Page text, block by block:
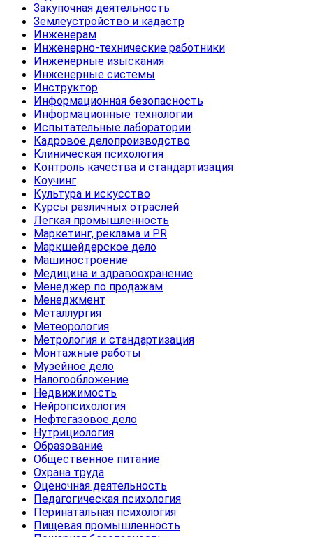
Закупочная деятельность
Землеустройство и кадастр
Инженерам
Инженерно-технические работники
Инженерные изыскания
Инженерные системы
Инструктор
Информационная безопасность
Информационные технологии
Испытательные лаборатории
Кадровое делопроизводство
Клиническая психология
Контроль качества и стандартизация
Коучинг
Культура и искусство
Курсы различных отраслей
Легкая промышленность
Маркетинг, реклама и PR
Маркшейдерское дело
Машиностроение
Медицина и здравоохранение
Менеджер по продажам
Менеджмент
Металлургия
Метеорология
Метрология и стандартизация
Монтажные работы
Музейное дело
Налогообложение
Недвижимость
Нейропсихология
Нефтегазовое дело
Нутрициология
Образование
Общественное питание
Охрана труда
Оценочная деятельность
Педагогическая психология
Перинатальная психология
Пищевая промышленность